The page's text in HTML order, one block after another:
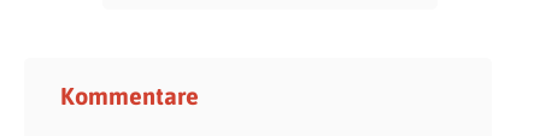
Kommentare